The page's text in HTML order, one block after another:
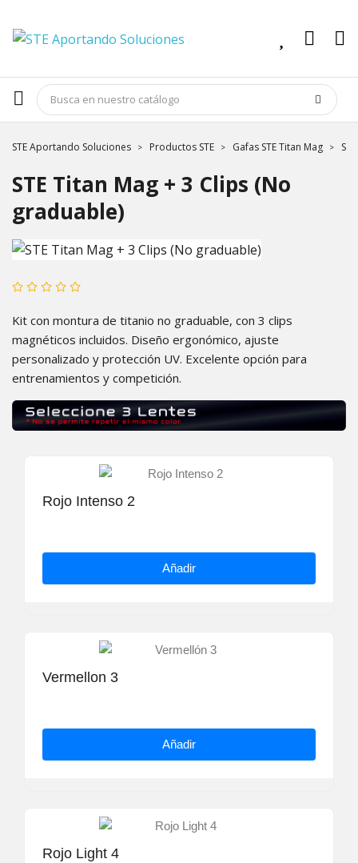
STE Aportando Soluciones Productos STE Gafas STE Titan Mag
STE Titan Mag + 3 Clips (No
graduable)
Kit con montura de titanio no graduable, con 3 clips
magnéticos incluidos. Diseño ergonómico, ajuste
personalizado y protección UV. Excelente opción para
entrenamientos y competición.
Rojo Intenso 2
Añadir
Vermellon 3
Añadir
Rojo Light 4